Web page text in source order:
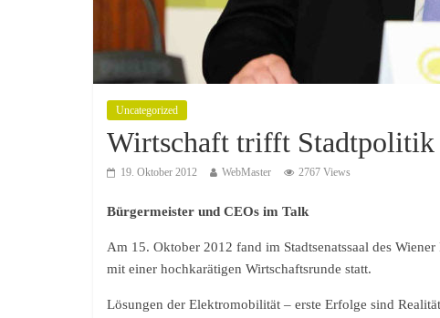
Uncategorized
Wirtschaft trifft Stadtpolitik
19. Oktober 2012 WebMaster 2767 Views
Bürgermeister und CEOs im Talk
Am 15. Oktober 2012 fand im Stadtsenatssaal des
mit einer hochkarätigen Wirtschaftsrunde statt.
Lösungen der Elektromobilität – erste Erfolge sind Realität